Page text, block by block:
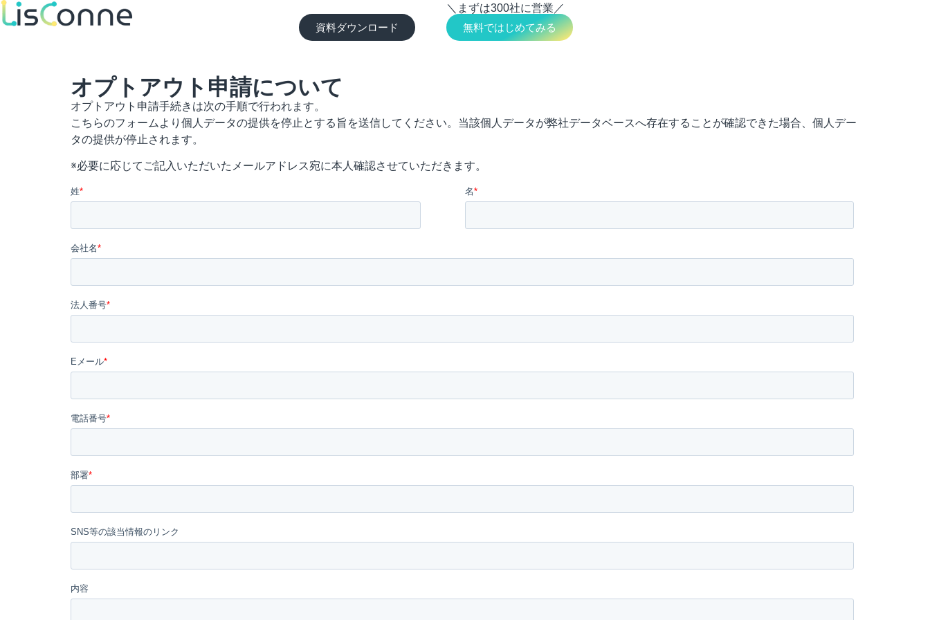
＼まずは300社に営業／
無料ではじめてみる
資料ダウンロード
オプトアウト申請について
オプトアウト申請手続きは次の手順で行われます。
こちらのフォームより個人データの提供を停止とする旨を送信してください。当該個人データが弊社データベースへ存在することが確認できた場合、個人デー
タの提供が停止されます。
※必要に応じてご記入いただいたメールアドレス宛に本人確認させていただきます。